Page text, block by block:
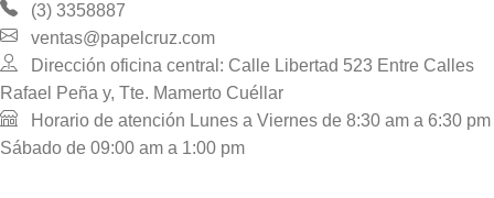
(3) 3358887
ventas@papelcruz.com
Dirección oficina central: Calle Libertad 523 Entre Calles
Rafael Peña y, Tte. Mamerto Cuéllar
Horario de atención Lunes a Viernes de 8:30 am a 6:30 pm
Sábado de 09:00 am a 1:00 pm